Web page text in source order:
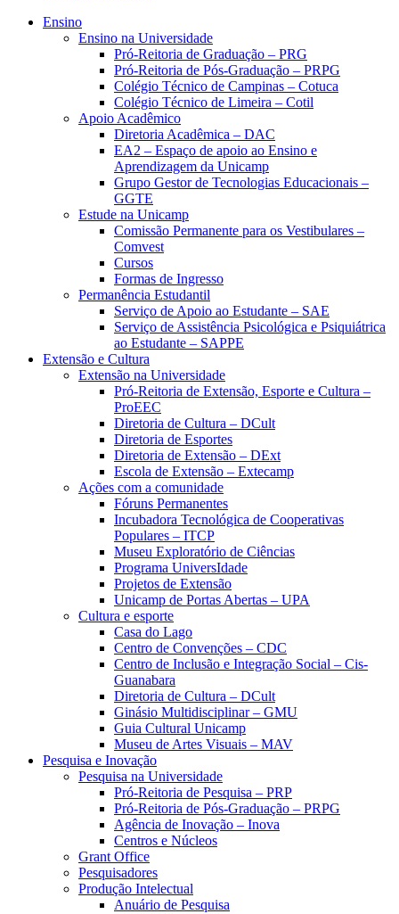
Ensino
Ensino na Universidade
Pró-Reitoria de Graduação – PRG
Pró-Reitoria de Pós-Graduação – PRPG
Colégio Técnico de Campinas – Cotuca
Colégio Técnico de Limeira – Cotil
Apoio Acadêmico
Diretoria Acadêmica – DAC
EA2 – Espaço de apoio ao Ensino e
Aprendizagem da Unicamp
Grupo Gestor de Tecnologias Educacionais –
GGTE
Estude na Unicamp
Comissão Permanente para os Vestibulares –
Comvest
Cursos
Formas de Ingresso
Permanência Estudantil
Serviço de Apoio ao Estudante – SAE
Serviço de Assistência Psicológica e Psiquiátrica
ao Estudante – SAPPE
Extensão e Cultura
Extensão na Universidade
Pró-Reitoria de Extensão, Esporte e Cultura –
ProEEC
Diretoria de Cultura – DCult
Diretoria de Esportes
Diretoria de Extensão – DExt
Escola de Extensão – Extecamp
Ações com a comunidade
Fóruns Permanentes
Incubadora Tecnológica de Cooperativas
Populares – ITCP
Museu Exploratório de Ciências
Programa UniversIdade
Projetos de Extensão
Unicamp de Portas Abertas – UPA
Cultura e esporte
Casa do Lago
Centro de Convenções – CDC
Centro de Inclusão e Integração Social – Cis-
Guanabara
Diretoria de Cultura – DCult
Ginásio Multidisciplinar – GMU
Guia Cultural Unicamp
Museu de Artes Visuais – MAV
Pesquisa e Inovação
Pesquisa na Universidade
Pró-Reitoria de Pesquisa – PRP
Pró-Reitoria de Pós-Graduação – PRPG
Agência de Inovação – Inova
Centros e Núcleos
Grant Office
Pesquisadores
Produção Intelectual
Anuário de Pesquisa